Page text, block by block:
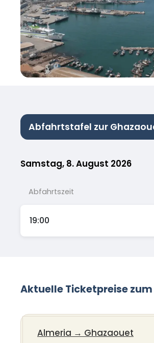
Abfahrtstafel zur
Samstag, 8. August 2026
Abfahrtszeit
19:00
Aktuelle Ticketpreise
Almeria → Ghazaouet